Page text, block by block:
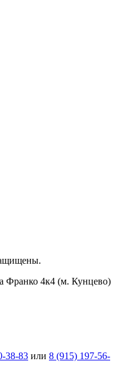
4к4 (м. Кунцево)
38-83 или 8 (915) 197-56-